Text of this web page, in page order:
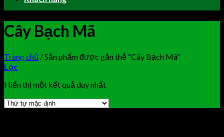
Cây Bạch Mã
Trang chủ /Sản phẩm được gắn thẻ “Cây Bạch Mã”
Lọc
Hiển thị một kết quả duy nhất